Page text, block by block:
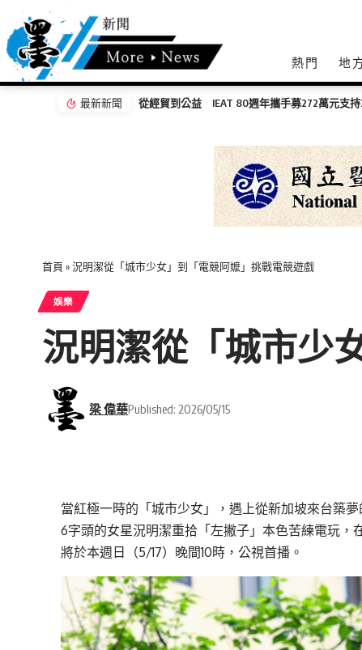
熱門 地
最新新聞 無感量測黑科技登場 岡山醫院「Face AI健康
首頁 »況明潔從「城市少女」到「電競阿嬤」挑戰電競遊戲
娛樂
況明潔從「城市少
梁 偉華Published: 2026/05/15
當紅極一時的「城市少女」，遇上從新加坡來台築
6字頭的女星況明潔重拾「左撇子」本色苦練電玩
將於本週日（5/17）晚間10時，公視首播。